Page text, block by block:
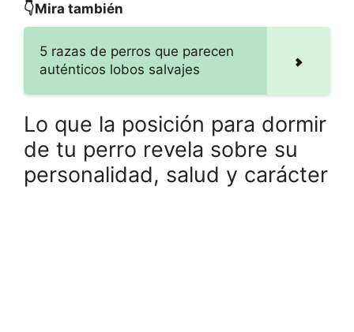
👇Mira también
5 razas de perros que parecen
auténticos lobos salvajes
Lo que la posición para dormir
de tu perro revela sobre su
personalidad, salud y carácter